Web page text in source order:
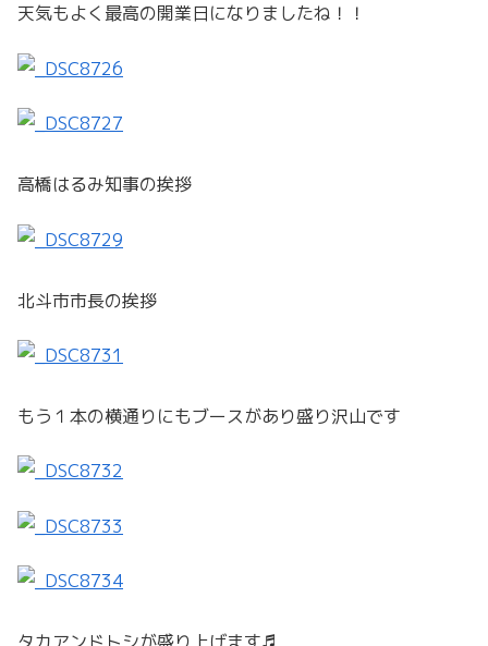
天気もよく最高の開業日になりましたね！！
高橋はるみ知事の挨拶
北斗市市長の挨拶
もう１本の横通りにもブースがあり盛り沢山です